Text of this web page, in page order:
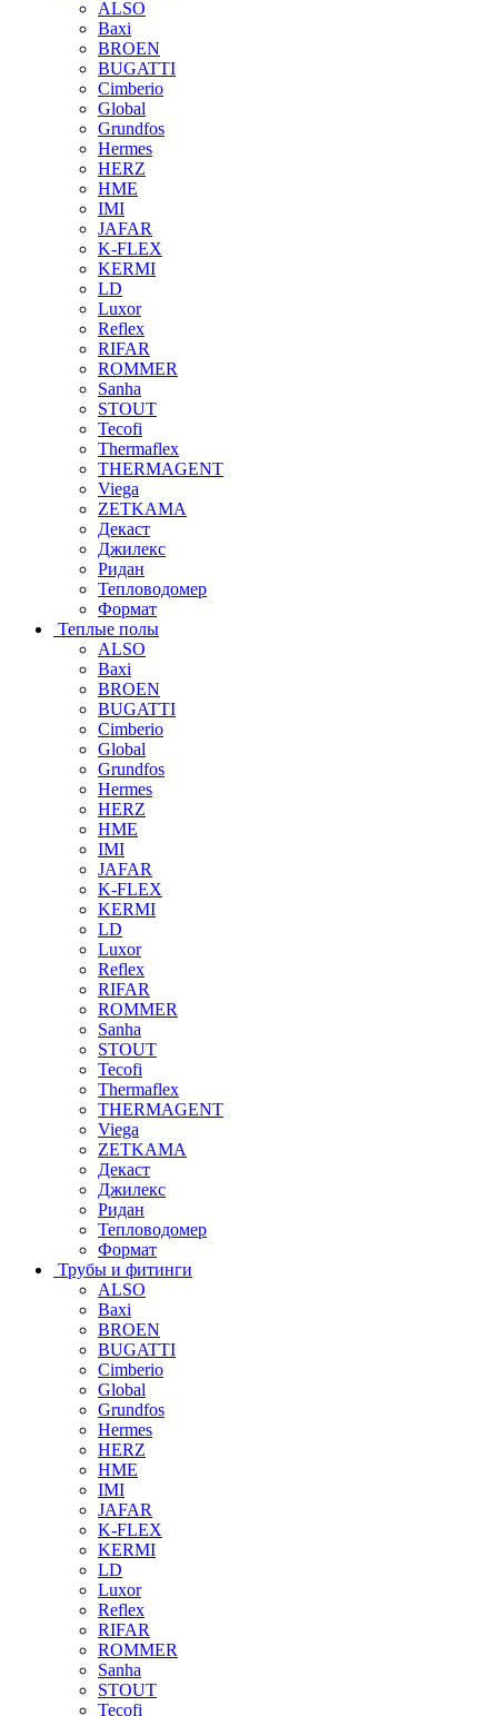
ALSO
Baxi
BROEN
BUGATTI
Cimberio
Global
Grundfos
Hermes
HERZ
HME
IMI
JAFAR
K-FLEX
KERMI
LD
Luxor
Reflex
RIFAR
ROMMER
Sanha
STOUT
Tecofi
Thermaflex
THERMAGENT
Viega
ZETKAMA
Декаст
Джилекс
Ридан
Тепловодомер
Формат
Теплые полы
ALSO
Baxi
BROEN
BUGATTI
Cimberio
Global
Grundfos
Hermes
HERZ
HME
IMI
JAFAR
K-FLEX
KERMI
LD
Luxor
Reflex
RIFAR
ROMMER
Sanha
STOUT
Tecofi
Thermaflex
THERMAGENT
Viega
ZETKAMA
Декаст
Джилекс
Ридан
Тепловодомер
Формат
Трубы и фитинги
ALSO
Baxi
BROEN
BUGATTI
Cimberio
Global
Grundfos
Hermes
HERZ
HME
IMI
JAFAR
K-FLEX
KERMI
LD
Luxor
Reflex
RIFAR
ROMMER
Sanha
STOUT
Tecofi